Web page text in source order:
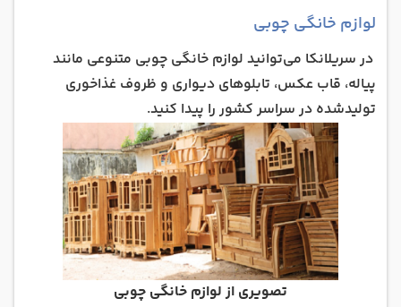
لوازم خانگی چوبی
در سریلانکا می‌توانید لوازم خانگی چوبی متنوعی مانند
پیاله‌، قاب عکس‌، تابلوهای دیواری و ظروف غذاخوری
تولیدشده در سراسر کشور را پیدا کنید.
تصویری از لوازم خانگی چوبی